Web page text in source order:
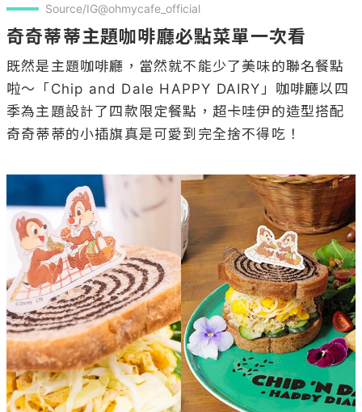
Source/IG@ohmycafe_official
奇奇蒂蒂主題咖啡廳必點菜單一次看
既然是主題咖啡廳，當然就不能少了美味的聯名餐點
啦～「Chip and Dale HAPPY DAIRY」咖啡廳以四
季為主題設計了四款限定餐點，超卡哇伊的造型搭配
奇奇蒂蒂的小插旗真是可愛到完全捨不得吃！